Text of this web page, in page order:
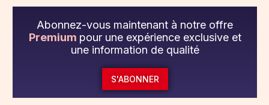
Abonnez-vous maintenant à notre offre
Premium pour une expérience exclusive et
une information de qualité
S'ABONNER